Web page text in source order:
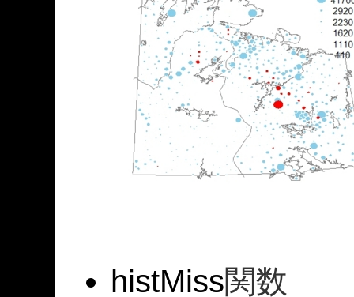
histMiss関数